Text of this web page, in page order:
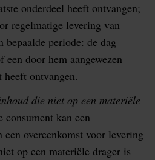
onderdeel heeft ontvangen;
regelmatige levering van
bepaalde periode: de dag
door hem aangewezen
heeft ontvangen.
die niet op een materiële
consument kan een
een overeenkomst voor levering
op een materiële drager is